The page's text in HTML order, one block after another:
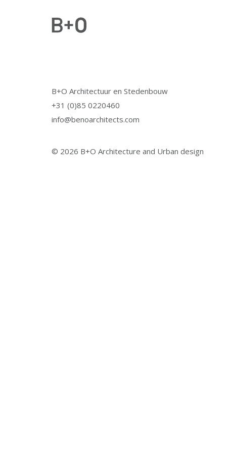
B+O Architectuur en Stedenbouw
+31 (0)85 0220460
info@benoarchitects.com
© 2026 B+O Architecture and Urban design